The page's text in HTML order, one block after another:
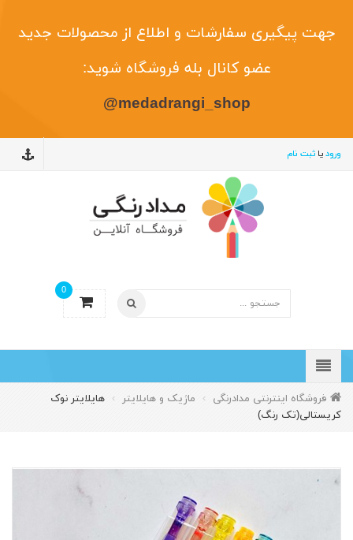
جهت پیگیری سفارشات و اطلاع از محصولات جدید
عضو کانال بله فروشگاه شوید:
@medadrangi_shop
ورودیا ثبت نام
0
فروشگاه اینترنتی مدادرنگی › ماژیک و هایلایتر › هایلایتر نوک
کریستالی(تک رنگ)